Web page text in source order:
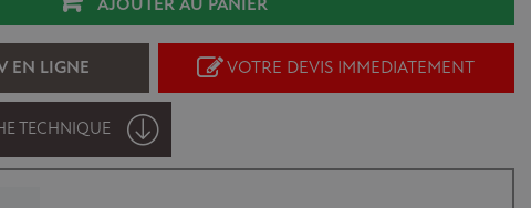
EN LIGNE VOTRE DEVIS IMMEDIATEMENT
TECHNIQUE